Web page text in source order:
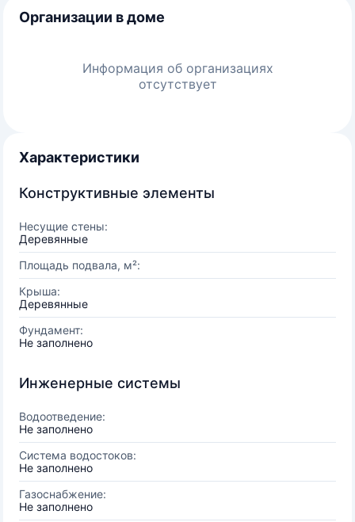
Организации в доме
Информация об организациях
отсутствует
Характеристики
Конструктивные элементы
Несущие стены:
Деревянные
Площадь подвала, м²:
Крыша:
Деревянные
Фундамент:
Не заполнено
Инженерные системы
Водоотведение:
Не заполнено
Система водостоков:
Не заполнено
Газоснабжение:
Не заполнено